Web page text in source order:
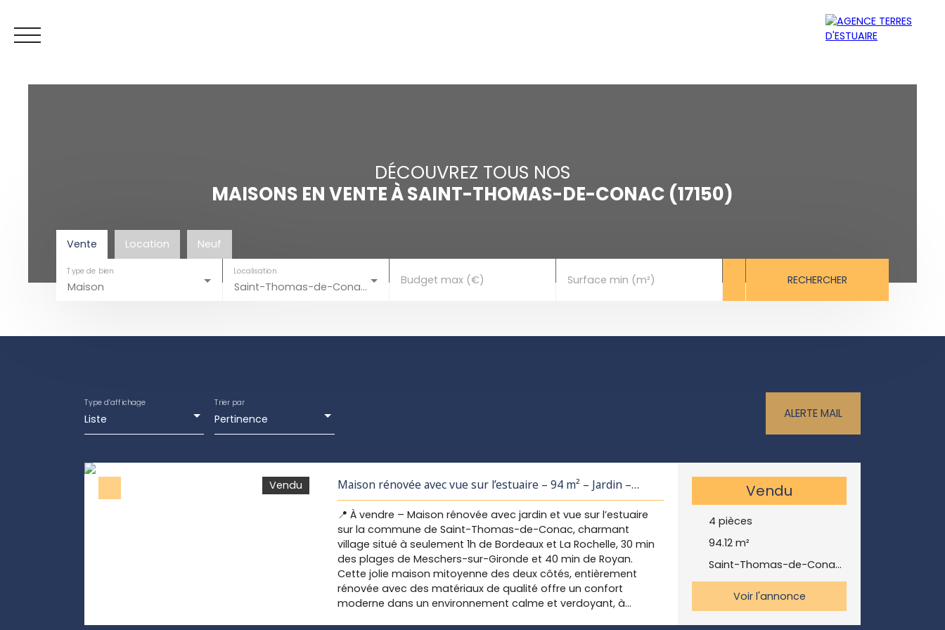
DÉCOUVREZ TOUS NOS
MAISONS EN VENTE À SAINT-THOMAS-DE-CONAC (17150)
Vente Location Neuf
Maison
Type de bien
Saint-Thomas-de-Conac (17150)
Localisation
Budget max (€) Surface min (m²) RECHERCHER
Liste
Type d'affichage
Pertinence
Trier par
ALERTE MAIL
Vendu
Maison rénovée avec vue sur l’estuaire – 94 m² – Jardin –
Saint-Thomas-de-Conac
📍 À vendre – Maison rénovée avec jardin et vue sur l’estuaire
sur la commune de Saint-Thomas-de-Conac, charmant
village situé à seulement 1h de Bordeaux et La Rochelle, 30 min
des plages de Meschers-sur-Gironde et 40 min de Royan.
Cette jolie maison mitoyenne des deux côtés, entièrement
rénovée avec des matériaux de qualité offre un confort
moderne dans un environnement calme et verdoyant, à
Vendu
4 pièces
94.12 m²
Saint-Thomas-de-Conac 17150
Voir l'annonce